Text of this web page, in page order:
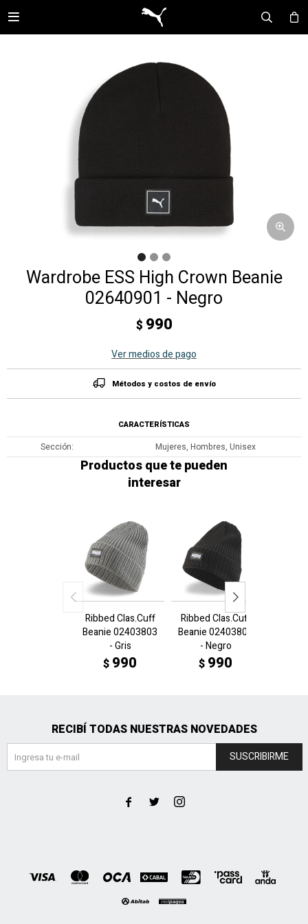

Wardrobe ESS High Crown Beanie
02640901 - Negro
$ 990
Ver medios de pago
Métodos y costos de envío
CARACTERÍSTICAS
Sección Mujeres, Hombres, Unisex
Productos que te pueden
interesar
Ribbed Clas.Cuff
Beanie 02403803
- Gris
$ 990
Ribbed Clas.Cuff
Beanie 02403801
- Negro
$ 990
RECIBÍ TODAS NUESTRAS NOVEDADES
SUSCRIBIRME
  